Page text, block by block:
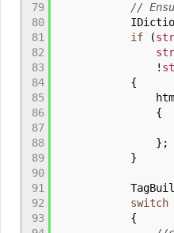
79
80
81
82
83
84
85
86
87
88
89
90
91
92
93
//
if
(
!
{
{
} ;
}
TagBuilder
switch
{